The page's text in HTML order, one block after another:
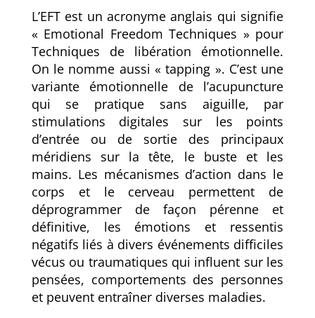
L’EFT est un acronyme anglais qui signifie
« Emotional Freedom Techniques » pour
Techniques de libération émotionnelle.
On le nomme aussi « tapping ». C’estune
variante émotionnelle de l’acupuncture
qui se pratique sans aiguille, par
stimulations digitales sur les points
d’entrée ou de sortie des principaux
méridiens sur la tête, le buste et les
mains. Les mécanismes d’action dans le
corps et le cerveau permettent de
déprogrammer de façon pérenne et
définitive, les émotions et ressentis
négatifs liés à divers événements difficiles
vécus ou traumatiques qui influent sur les
pensées, comportements des personnes
et peuvent entraîner diverses maladies.